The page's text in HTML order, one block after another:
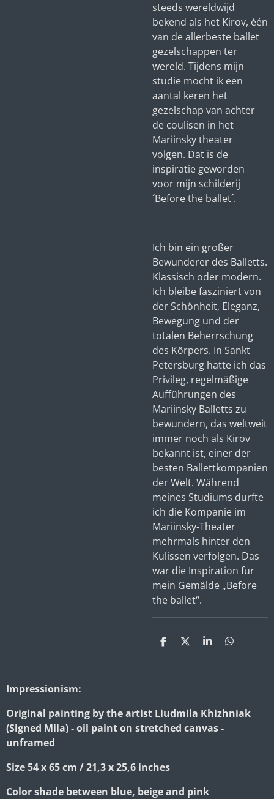
steeds wereldwijd
bekend als het Kirov, één
van de allerbeste ballet
gezelschappen ter
wereld. Tijdens mijn
studie mocht ik een
aantal keren het
gezelschap van achter
de coulisen in het
Mariinsky theater
volgen. Dat is de
inspiratie geworden
voor mijn schilderij
´Before the ballet´.
Ich bin ein großer
Bewunderer des Balletts.
Klassisch oder modern.
Ich bleibe fasziniert von
der Schönheit, Eleganz,
Bewegung und der
totalen Beherrschung
des Körpers. In Sankt
Petersburg hatte ich das
Privileg, regelmäßige
Aufführungen des
Mariinsky Balletts zu
bewundern, das weltweit
immer noch als Kirov
bekannt ist, einer der
besten Ballettkompanien
der Welt. Während
meines Studiums durfte
ich die Kompanie im
Mariinsky-Theater
mehrmals hinter den
Kulissen verfolgen. Das
war die Inspiration für
mein Gemälde „Before
the ballet“.
S
S
S
S
Impressionism:
Original painting by the artist Liudmila Khizhniak
(Signed Mila) - oil paint on stretched canvas -
unframed
Size 54 x 65 cm / 21,3 x 25,6 inches
Color shade between blue, beige and pink